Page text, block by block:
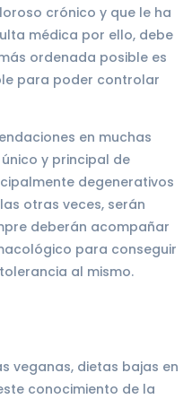
crónico y que le ha
médica por ello, debe
ordenada posible es
para poder controlar
en muchas
y principal de
degenerativos
otras veces, serán
deberán acompañar
para conseguir
al mismo.
veganas, dietas bajas en
conocimiento de la